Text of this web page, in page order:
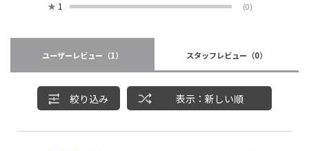
★ 1 (0)
ユーザーレビュー （1） スタッフレビュー （0）
絞り込み 表示：新しい順